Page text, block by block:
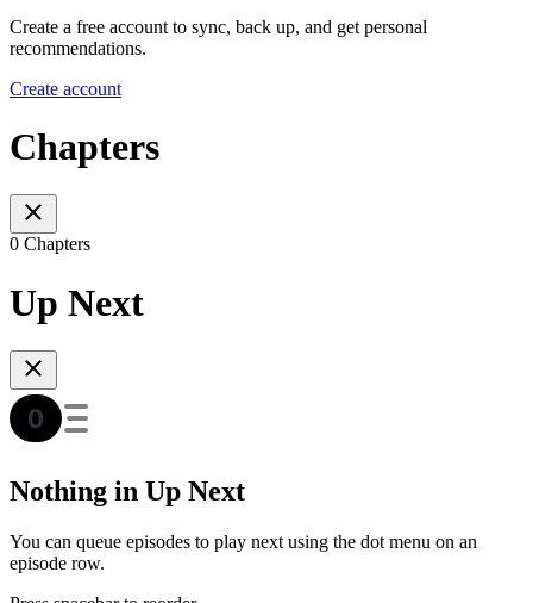
Create a free account to sync, back up, and get personal
recommendations.
Create account
Chapters
0 Chapters
Up Next
Nothing in Up Next
You can queue episodes to play next using the dot menu on an
episode row.